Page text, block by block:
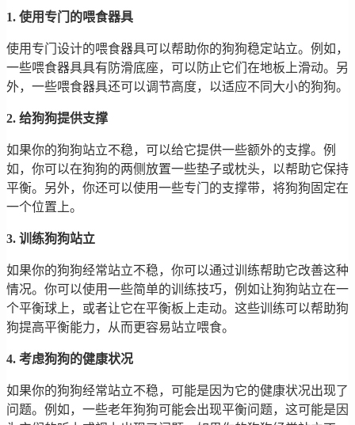
1. 使用专门的喂食器具
使用专门设计的喂食器具可以帮助你的狗狗稳定站立。例如，
一些喂食器具具有防滑底座，可以防止它们在地板上滑动。另
外，一些喂食器具还可以调节高度，以适应不同大小的狗狗。
2. 给狗狗提供支撑
如果你的狗狗站立不稳，可以给它提供一些额外的支撑。例
如，你可以在狗狗的两侧放置一些垫子或枕头，以帮助它保持
平衡。另外，你还可以使用一些专门的支撑带，将狗狗固定在
一个位置上。
3. 训练狗狗站立
如果你的狗狗经常站立不稳，你可以通过训练帮助它改善这种
情况。你可以使用一些简单的训练技巧，例如让狗狗站立在一
个平衡球上，或者让它在平衡板上走动。这些训练可以帮助狗
狗提高平衡能力，从而更容易站立喂食。
4. 考虑狗狗的健康状况
如果你的狗狗经常站立不稳，可能是因为它的健康状况出现了
问题。例如，一些老年狗狗可能会出现平衡问题，这可能是因